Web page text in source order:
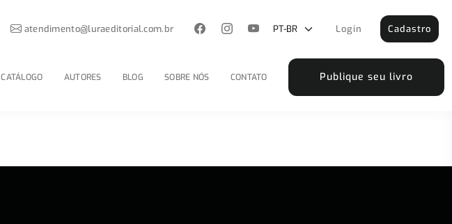
CATÁLOGO AUTORES BLOG SOBRE NÓS CONTATO Publique seu livro
atendimento@luraeditorial.com.br Login Cadastro